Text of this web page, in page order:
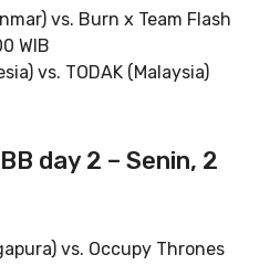
vs. Burn x Team Flash
WIB
vs. TODAK (Malaysia)
day 2 – Senin, 2
vs. Occupy Thrones